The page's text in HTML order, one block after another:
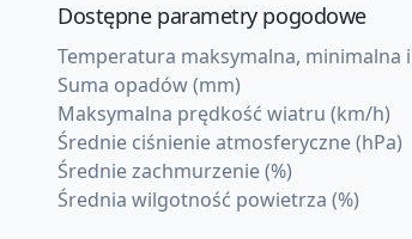
Dostępne parametry pogodowe
Temperatura maksymalna, minimalna i
Suma opadów (mm)
Maksymalna prędkość wiatru (km/h)
Średnie ciśnienie atmosferyczne (hPa)
Średnie zachmurzenie (%)
Średnia wilgotność powietrza (%)